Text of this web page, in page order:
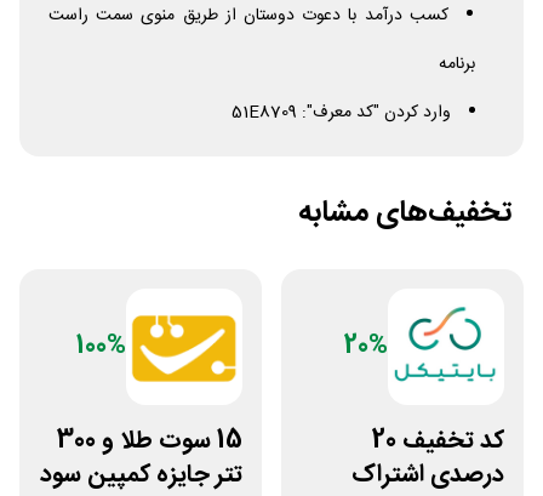
کسب درآمد با دعوت دوستان از طریق منوی سمت راست
برنامه
‌وارد کردن "کد معرف": 51E8709
تخفیف‌های مشابه
20%
کد تخفیف 20
درصدی اشتراک
100%
15 سوت طلا و 300
تتر جایزه کمپین سود